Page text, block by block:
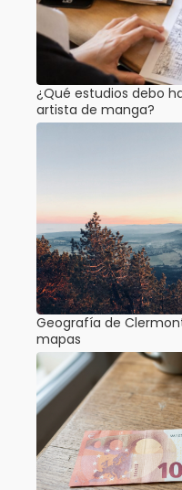
¿Qué estudios debo
artista de manga?
Geografía de
mapas